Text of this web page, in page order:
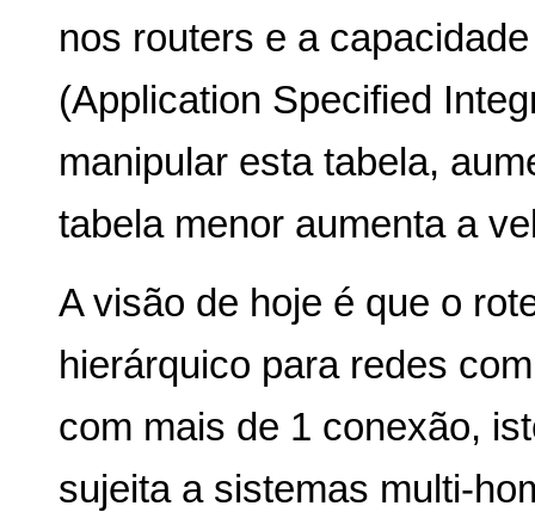
nos routers e a
(Application Specified
manipular esta tabela,
tabela menor aumenta a
A visão de hoje é que o
hierárquico para redes
com mais de 1 conexão,
sujeita a sistemas multi-